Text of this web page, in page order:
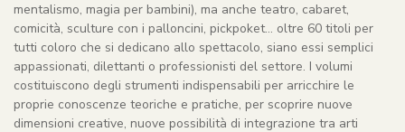
mentalismo, magia per bambini), ma anche teatro, cabaret,
comicità, sculture con i palloncini, pickpoket… oltre 60 titoli per
tutti coloro che si dedicano allo spettacolo, siano essi semplici
appassionati, dilettanti o professionisti del settore. I volumi
costituiscono degli strumenti indispensabili per arricchire le
proprie conoscenze teoriche e pratiche, per scoprire nuove
dimensioni creative, nuove possibilità di integrazione tra arti